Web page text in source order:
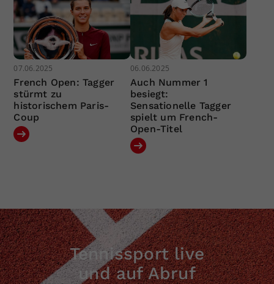
07.06.2025
French Open: Tagger
stürmt zu
historischem Paris-
Coup
06.06.2025
Auch Nummer 1
besiegt:
Sensationelle Tagger
spielt um French-
Open-Titel
Tennissport live
und auf Abruf